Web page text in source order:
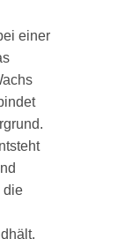
einer
die